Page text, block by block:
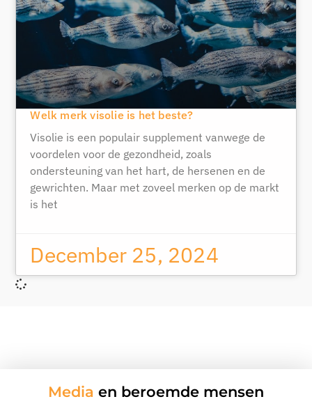
Welk merk visolie is het beste?
Visolie is een populair supplement vanwege de
voordelen voor de gezondheid, zoals
ondersteuning van het hart, de hersenen en de
gewrichten. Maar met zoveel merken op de markt
is het
December 25, 2024
Media en beroemde mensen